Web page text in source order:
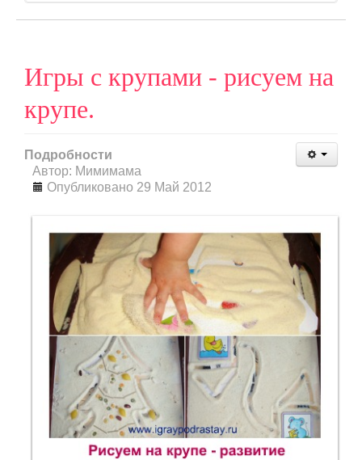
Игры с крупами - рисуем на
крупе.
Подробности
Автор: Мимимама
Опубликовано 29 Май 2012